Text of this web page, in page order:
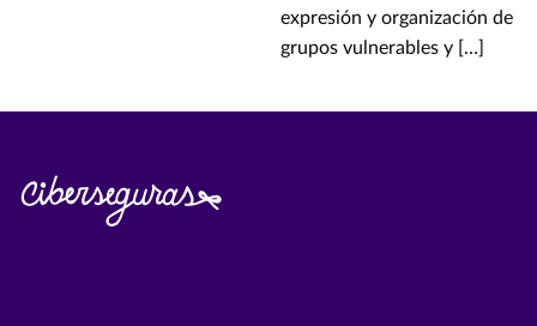
expresión y organización de
grupos vulnerables y […]